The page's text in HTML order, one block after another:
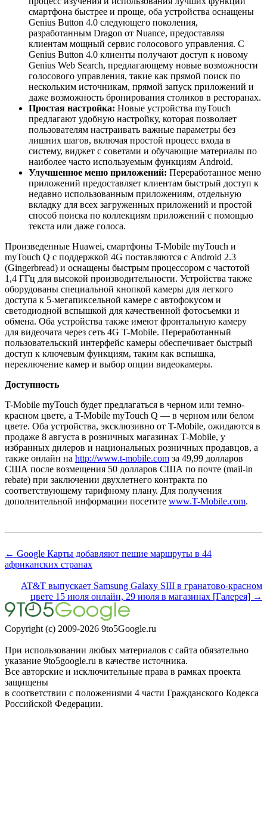
смартфона быстрее и проще, оба устройства оснащены
Genius Button 4.0 следующего поколения,
разработанным Dragon от Nuance, предоставляя
клиентам мощный сервис голосового управления. С
Genius Button 4.0 клиенты получают доступ к новому
Genius Web Search, предлагающему новые возможности
голосового управления, такие как прямой поиск по
нескольким источникам, прямой запуск приложений и
даже возможность бронирования столиков в ресторанах.
Простая настройка: Новые устройства myTouch
предлагают удобную настройку, которая позволяет
пользователям настраивать важные параметры без
лишних шагов, включая простой процесс входа в
систему, виджет с советами и обучающие материалы по
наиболее часто используемым функциям Android.
Улучшенное меню приложений: Переработанное меню
приложений предоставляет клиентам быстрый доступ к
недавно использованным приложениям, отдельную
вкладку для всех загруженных приложений и простой
способ поиска по коллекциям приложений с помощью
текста или даже голоса.
Произведенные Huawei, смартфоны T-Mobile myTouch и
myTouch Q с поддержкой 4G поставляются с Android 2.3
(Gingerbread) и оснащены быстрым процессором с частотой
1,4 ГГц для высокой производительности. Устройства также
оборудованы специальной кнопкой камеры для легкого
доступа к 5-мегапиксельной камере с автофокусом и
светодиодной вспышкой для качественной фотосъемки и
обмена. Оба устройства также имеют фронтальную камеру
для видеочата через сеть 4G T-Mobile. Переработанный
пользовательский интерфейс камеры обеспечивает быстрый
доступ к ключевым функциям, таким как вспышка,
переключение камер и выбор опции видеокамеры.
Доступность
T-Mobile myTouch будет предлагаться в черном или темно-
красном цвете, а T-Mobile myTouch Q — в черном или белом
цвете. Оба устройства, эксклюзивно от T-Mobile, ожидаются в
продаже 8 августа в розничных магазинах T-Mobile, у
избранных дилеров и национальных розничных продавцов, а
также онлайн на http://www.t-mobile.com за 49,99 долларов
США после возмещения 50 долларов США по почте (mail-in
rebate) при заключении двухлетнего контракта по
соответствующему тарифному плану. Для получения
дополнительной информации посетите www.T-Mobile.com.
← Google Карты добавляют пешие маршруты в 44
африканских странах
AT&T выпускает Samsung Galaxy SIII в гранатово-красном
цвете 15 июля онлайн, 29 июля в магазинах [Галерея] →
Copyright (c) 2009-2026 9to5Google.ru
При использовании любых материалов с сайта обязательно
указание 9to5google.ru в качестве источника.
Все авторские и исключительные права в рамках проекта
защищены
в соответствии с положениями 4 части Гражданского Кодекса
Российской Федерации.